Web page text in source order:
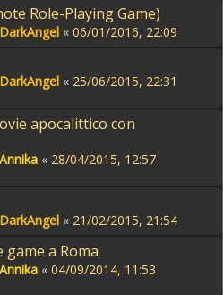
Role-Playing Game)
DarkAngel « 06/01/2016, 22:09
DarkAngel « 25/06/2015, 22:31
apocalittico con
Annika « 28/04/2015, 12:57
DarkAngel « 21/02/2015, 21:54
game a Roma
Annika « 04/09/2014, 11:53